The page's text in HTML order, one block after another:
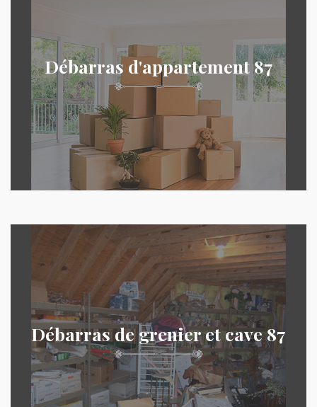
Débarras d'appartement 87
Débarras de grenier et cave 87